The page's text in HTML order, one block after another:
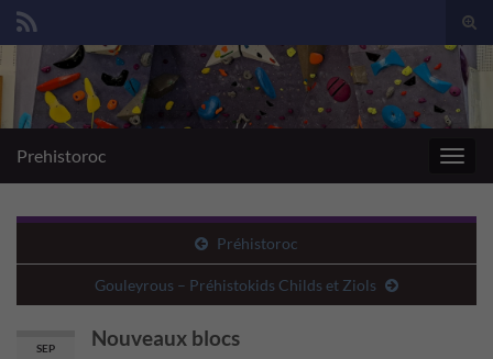
Search for:
Prehistoroc
Préhistoroc
Gouleyrous – Préhistokids Childs et Ziols
SEP Nouveaux blocs